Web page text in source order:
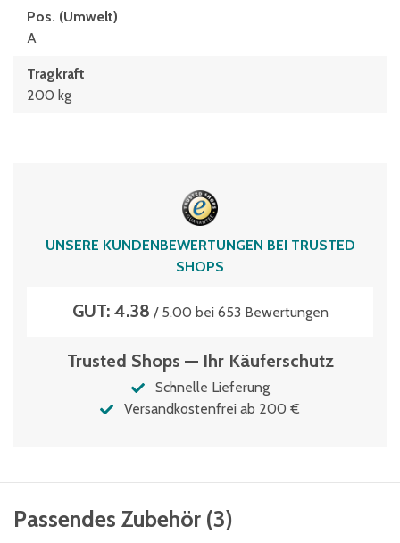
Pos. (Umwelt)
A
Tragkraft
200 kg
UNSERE KUNDENBEWERTUNGEN BEI TRUSTED
SHOPS
GUT: 4.38 / 5.00 bei 653 Bewertungen
Trusted Shops — Ihr Käuferschutz
Schnelle Lieferung
Versandkostenfrei ab 200 €
Passendes Zubehör (3)